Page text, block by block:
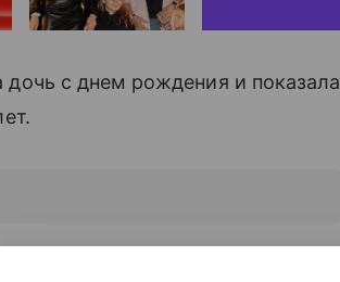
с днем рождения и показала